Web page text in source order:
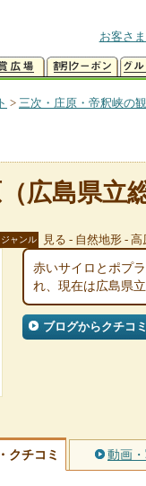
お客さ
> 三次・庄原・帝釈峡の
広島県立
ジャンル 見る - 自然地形 - 高
赤いサイロとポプ
れ、現在は広島県
ブログからクチコ
クチコミ 動画